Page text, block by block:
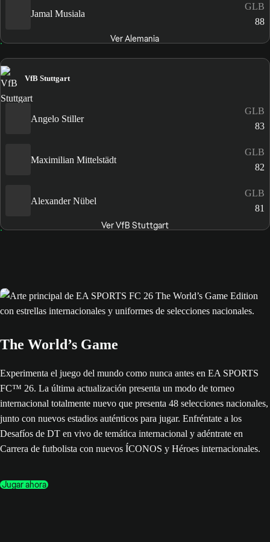
Jamal Musiala
GLB
88
Ver Alemania
VfB Stuttgart
Angelo Stiller
GLB
83
Maximilian Mittelstädt
GLB
82
Alexander Nübel
GLB
81
Ver VfB Stuttgart
The World’s Game
Experimenta el juego del mundo como nunca antes en EA SPORTS
FC™ 26. La última actualización presenta un modo de torneo
internacional totalmente nuevo que presenta 48 selecciones nacionales,
junto con nuevos estadios auténticos para jugar. Enfréntate a los
Desafíos de DT en vivo de temática internacional y adéntrate en
Carrera de futbolista con nuevos ÍCONOS y Héroes internacionales.
Jugar ahora